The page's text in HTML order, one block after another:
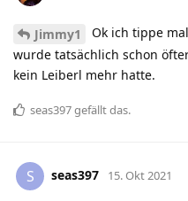
Jimmy1
Ok ich tippe
wurde tatsächlich schon
kein Leiberl mehr hatte.
seas397gefällt das.
S seas397 15. Okt 2021